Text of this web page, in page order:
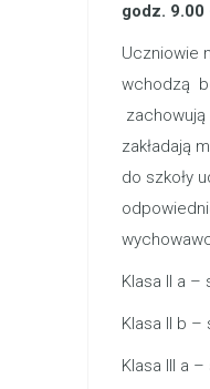
godz. 9.00
Uczniowie
wchodzą
zachowują
zakładają
do szkoły
Klasa II a –
Klasa II b –
Klasa III a